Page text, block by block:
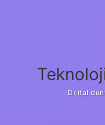
Dijital